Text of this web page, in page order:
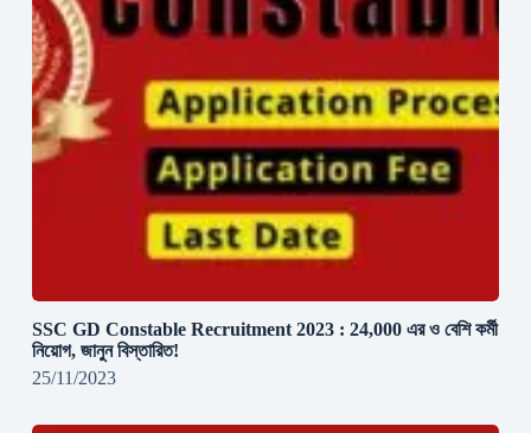
SSC GD Constable Recruitment 2023 : 24,000 এর ও বেশি কর্মী
নিয়োগ, জানুন বিস্তারিত!
25/11/2023